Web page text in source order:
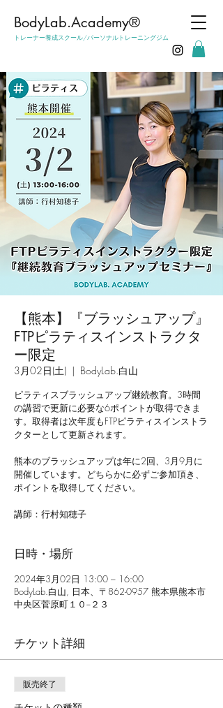
​BodyLab.Academy®︎
トレーナー養成スクール/パーソナルトレーニングジム
【熊本】『ブラッシュアップ』
FTPピラティスインストラクタ
ー限定
3月02日(土)
  |
BodyLab.白山
ピラティスブラッシュアップ継続教育。3時間
の講習で更新に必要な6ポイントが取得できま
す。取得者は次年度もFTPピラティスインストラ
クターとして更新されます。
熊本のブラッシュアップは年に2回、3月9月に
開催しています。どちらかに必ずご参加頂き、
ポイントを取得してください。
講師：行村知穂子
日時・場所
2024年3月02日 13:00 – 16:00
BodyLab.白山, 日本、〒862-0957 熊本県熊本市
中央区菅原町１０−２３
チケット詳細
販売終了